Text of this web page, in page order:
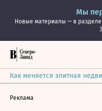
Мы
Новые материалы — в
Как меняется элитная
Реклама